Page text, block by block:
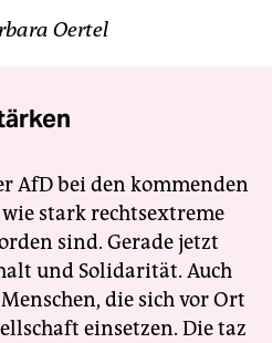
Oertel
AfD bei den kommenden
stark rechtsextreme
sind. Gerade jetzt
und Solidarität. Auch
die sich vor Ort
einsetzen. Die taz